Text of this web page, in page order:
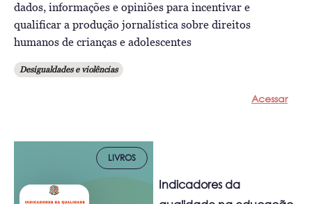
dados, informações e opiniões para incentivar e
qualificar a produção jornalística sobre direitos
humanos de crianças e adolescentes
Desigualdades e violências
Acessar
LIVROS
Indicadores da